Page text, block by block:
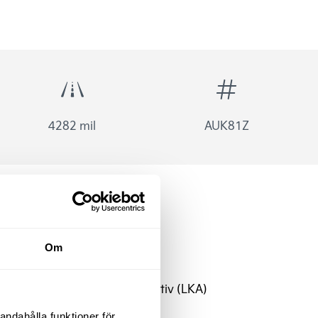
Om
4282 mil AUK81Z
ACC klimatanläggning
Filhållningsassistans aktiv (LKA)